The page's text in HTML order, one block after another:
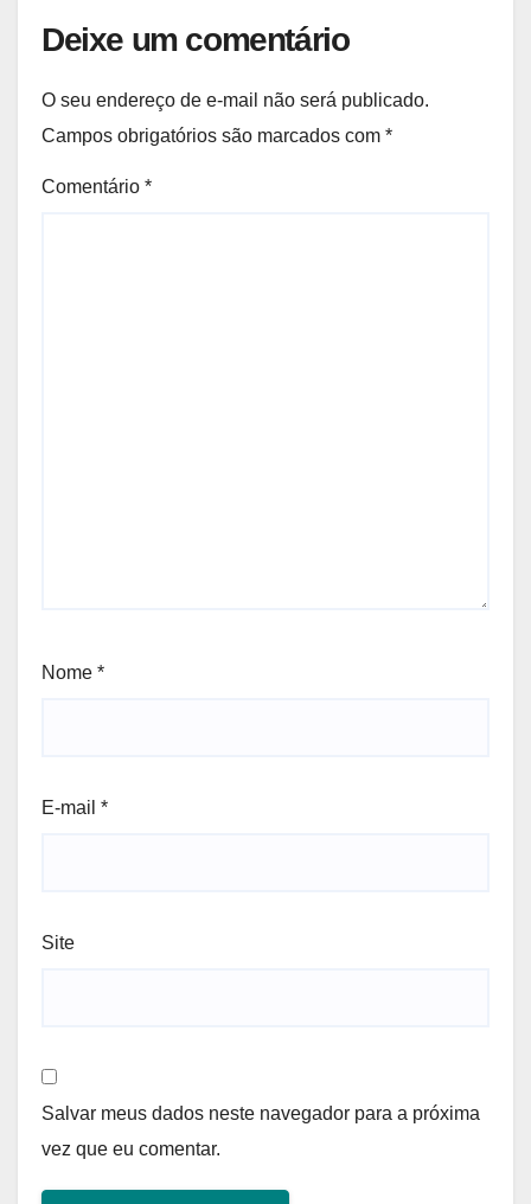
Deixe um comentário
O seu endereço de e-mail não será publicado.
Campos obrigatórios são marcados com *
Comentário *
Nome *
E-mail *
Site
Salvar meus dados neste navegador para a próxima
vez que eu comentar.